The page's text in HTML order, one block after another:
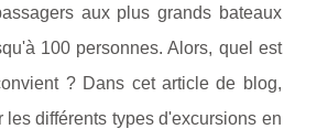
aux plus grands bateaux
100 personnes. Alors, quel est
? Dans cet article de blog,
les différents types d'excursions en